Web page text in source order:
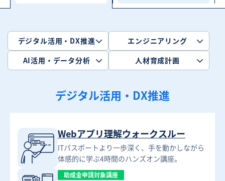
デジタル活用・DX推進
エンジニアリング
AI活用・データ分析
人材育成計画
デジタル活用・DX推進
Webアプリ理解ウォークスルー
ITパスポートより一歩深く、手を動かしながら
体感的に学ぶ4時間のハンズオン講座。
助成金申請対象講座